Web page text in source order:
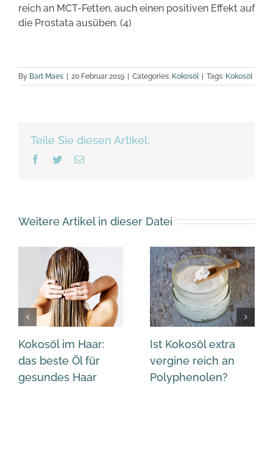
reich an MCT-Fetten, auch einen positiven Effekt auf
die Prostata ausüben. (4)
By Bart Maes | 20 Februar 2019 | Categories: Kokosöl | Tags: Kokosöl
Teile Sie diesen Artikel:
Facebook
TwitterEmail
Weitere Artikel in dieser Datei
Kokosöl im Haar:
das beste Öl für
gesundes Haar
Ist Kokosöl extra
vergine reich an
Polyphenolen?